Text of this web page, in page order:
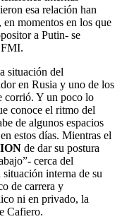
esa relación han
en momentos en los que
a Putin- se
FMI.
situación del
en Rusia y uno de los
corrió. Y un poco lo
conoce el ritmo del
de algunos espacios
estos días. Mientras el
de dar su postura
cerca del
interna de su
de carrera y
ni en privado, la
Cafiero.